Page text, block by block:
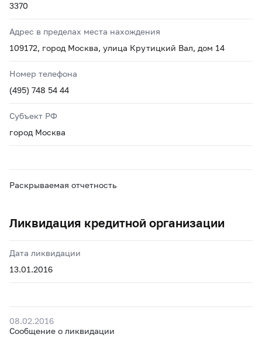
3370
Адрес в пределах места нахождения
109172, город Москва, улица Крутицкий Вал, дом 14
Номер телефона
(495) 748 54 44
Субъект РФ
город Москва
Раскрываемая отчетность
Ликвидация кредитной организации
Дата ликвидации
13.01.2016
08.02.2016
Сообщение о ликвидации